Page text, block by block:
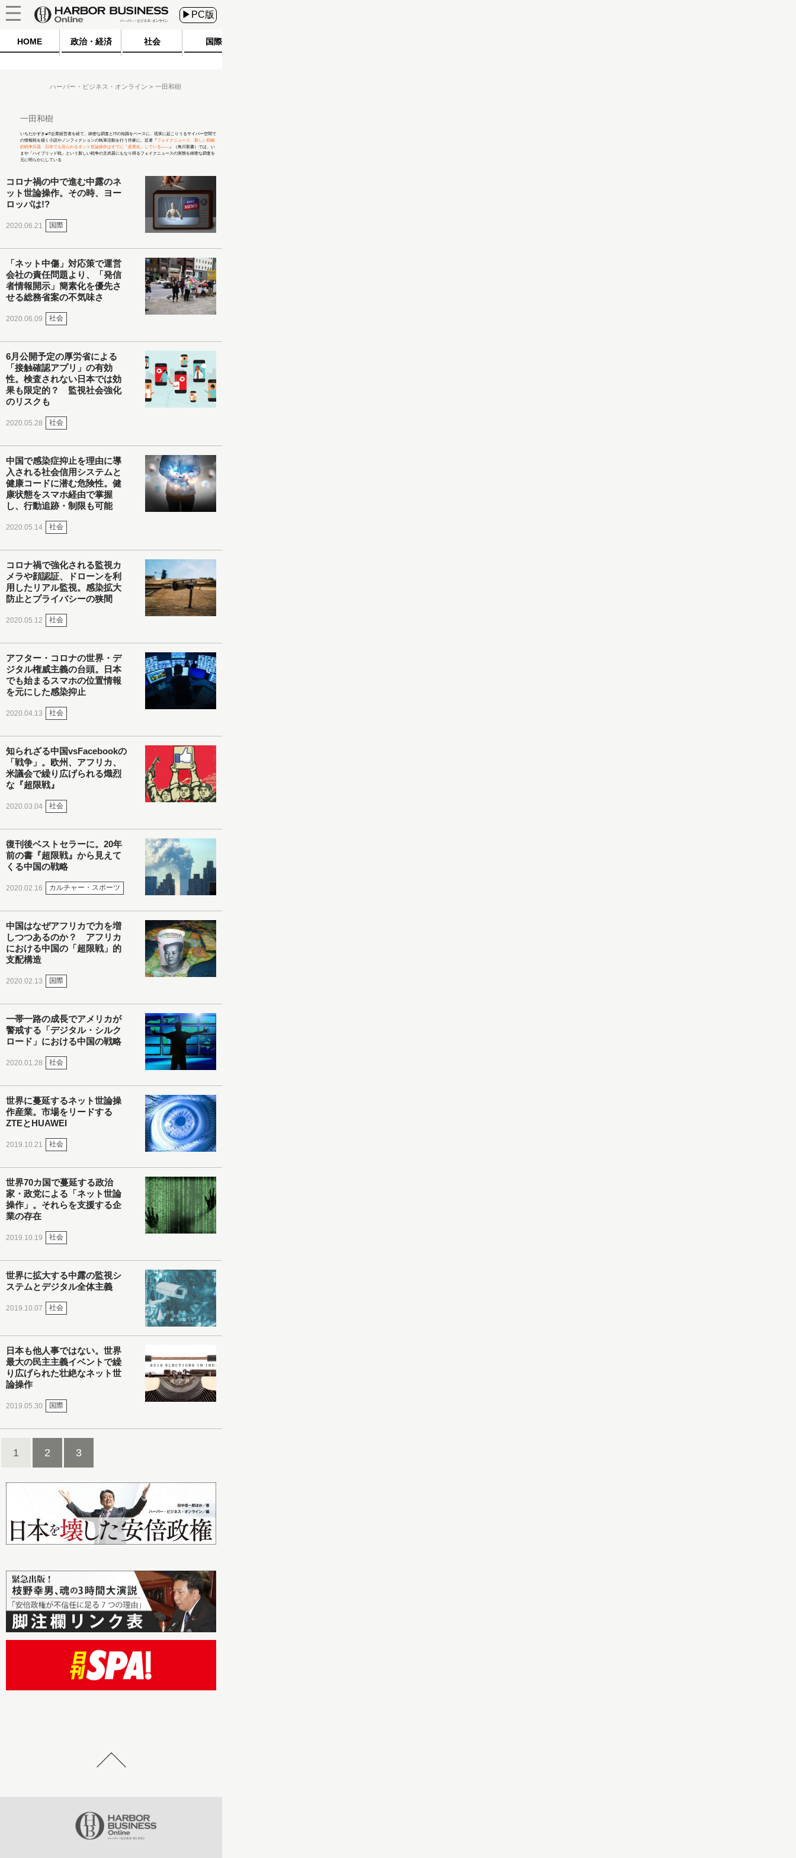
▶PC版
HOME 政治・経済 社会 国際
ハーバー・ビジネス・オンライン 一田和樹
一田和樹
いちだかずき●IT企業経営者を経て、綿密な調査とITの知識をベースに、現実に起こりうるサイバー空間で
の情報戦を描く小説やノンフィクションの執筆活動を行う作家に。近著『フェイクニュース 新しい戦略
的戦争兵器 日本でも見られるネット世論操作はすでに「産業化」している―― 』（角川新書）では、い
まや「ハイブリッド戦」という新しい戦争の主武器にもなり得るフェイクニュースの実態を綿密な調査を
元に明らかにしている
コロナ禍の中で進む中露のネ
ット世論操作。その時、ヨー
ロッパは!?
2020.06.21 国際
「ネット中傷」対応策で運営
会社の責任問題より、「発信
者情報開示」簡素化を優先さ
せる総務省案の不気味さ
2020.06.09 社会
6月公開予定の厚労省による
「接触確認アプリ」の有効
性。検査されない日本では効
果も限定的？ 監視社会強化
のリスクも
2020.05.28 社会
中国で感染症抑止を理由に導
入される社会信用システムと
健康コードに潜む危険性。健
康状態をスマホ経由で掌握
し、行動追跡・制限も可能
2020.05.14 社会
コロナ禍で強化される監視カ
メラや顔認証、ドローンを利
用したリアル監視。感染拡大
防止とプライバシーの狭間
2020.05.12 社会
アフター・コロナの世界・デ
ジタル権威主義の台頭。日本
でも始まるスマホの位置情報
を元にした感染抑止
2020.04.13 社会
知られざる中国vsFacebookの
「戦争」。欧州、アフリカ、
米議会で繰り広げられる熾烈
な『超限戦』
2020.03.04 社会
復刊後ベストセラーに。20年
前の書『超限戦』から見えて
くる中国の戦略
2020.02.16 カルチャー・スポーツ
中国はなぜアフリカで力を増
しつつあるのか？ アフリカ
における中国の「超限戦」的
支配構造
2020.02.13 国際
一帯一路の成長でアメリカが
警戒する「デジタル・シルク
ロード」における中国の戦略
2020.01.28 社会
世界に蔓延するネット世論操
作産業。市場をリードする
ZTEとHUAWEI
2019.10.21 社会
世界70カ国で蔓延する政治
家・政党による「ネット世論
操作」。それらを支援する企
業の存在
2019.10.19 社会
世界に拡大する中露の監視シ
ステムとデジタル全体主義
2019.10.07 社会
日本も他人事ではない。世界
最大の民主主義イベントで繰
り広げられた壮絶なネット世
論操作
2019.05.30 国際
1 2 3